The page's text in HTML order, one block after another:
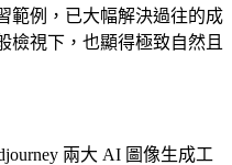
範例，已大幅解決過往的成
檢視下，也顯得極致自然且
兩大 AI 圖像生成工